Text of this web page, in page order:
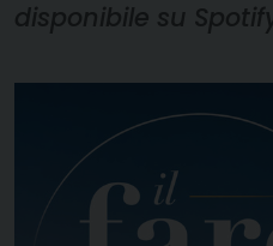
disponibile su